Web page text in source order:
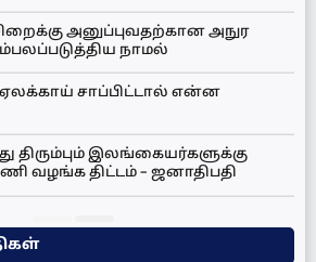
அனுப்புவதற்கான அநுர
நாமல்
ஏலக்காய் சாப்பிட்டால் என்ன
திரும்பும் இலங்கையர்களுக்கு
வழங்க திட்டம் – ஜனாதிபதி